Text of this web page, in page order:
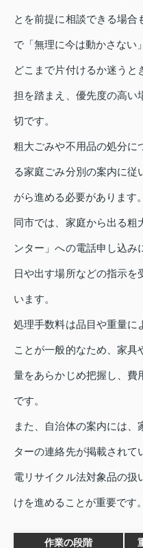
とを前提に相談できる場合
で「無理に今は動かさない
どこまで片付けるか迷うと
担を踏まえ、優先度の高い
切です。
粗大ごみや不用品の処分に
る家庭ごみ分別の案内に従
がら進める必要があります。
同市では、家庭から出る粗
ンター」への電話申し込
日や出す場所などの指示を
います。
処理手数料は品目や重量に
ことが一般的なため、家具
量をあらかじめ把握し、費
です。
また、自治体の案内には
ターの連絡先が掲載されて
電リサイクル法対象品の扱
けを進めることが重要です。
作業の段階